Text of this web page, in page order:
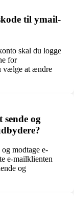
til ymail-
skal du logge
for
vælge at ændre
og
modtage e-
e-mailklienten
og